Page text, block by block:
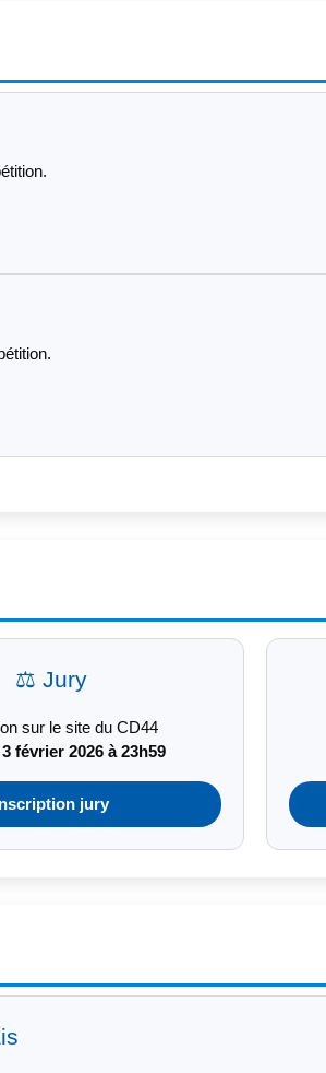
⚖️ Jury
sur le site du CD44
février 2026 à 23h59
Inscription jury